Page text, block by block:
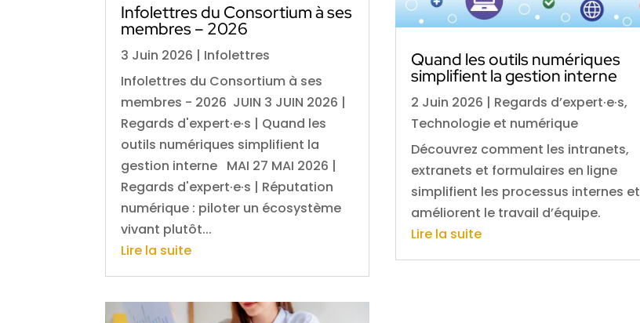
Infolettres du Consortium à ses
membres – 2026
3 Juin 2026 | Infolettres
Infolettres du Consortium à ses
membres - 2026 JUIN 3 JUIN 2026 |
Regards d'expert·e·s | Quand les
outils numériques simplifient la
gestion interne MAI 27 MAI 2026 |
Regards d'expert·e·s | Réputation
numérique : piloter un écosystème
vivant plutôt...
Lire la suite
Quand les outils numériques
simplifient la gestion interne
2 Juin 2026 | Regards d’expert·e·s,
Technologie et numérique
Découvrez comment les intranets,
extranets et formulaires en ligne
simplifient les processus internes et
améliorent le travail d’équipe.
Lire la suite